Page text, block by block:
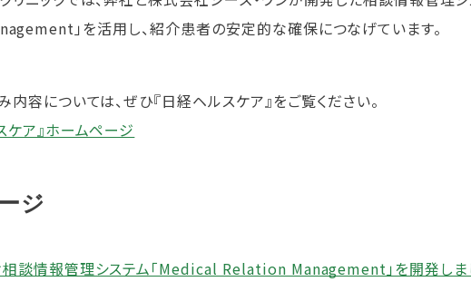
」を活用し、紹介患者の安定的な確保につなげています。
内容については、ぜひ『日経ヘルスケア』をご覧ください。
ケア』ホームページ
ジ
談情報管理システム「Medical Relation Management」を開発しま